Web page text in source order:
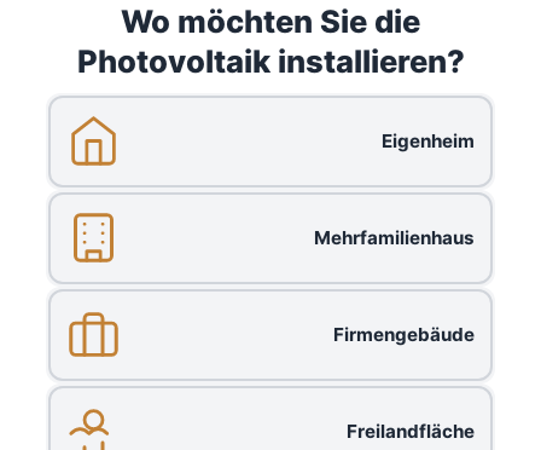
Wo möchten Sie die
Photovoltaik installieren?
Eigenheim
Mehrfamilienhaus
Firmengebäude
Freilandfläche